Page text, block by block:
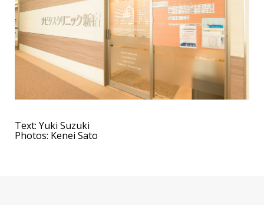
Text: Yuki Suzuki
Photos: Kenei Sato